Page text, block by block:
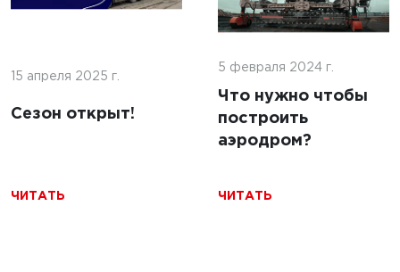
15 апреля 2025 г.
Сезон открыт!
ЧИТАТЬ
5 февраля 2024 г.
Что нужно чтобы
построить
аэродром?
ЧИТАТЬ
9 августа 2026 г.
новейшей техники
городского типа:
бетоноукладчик
Commander III от